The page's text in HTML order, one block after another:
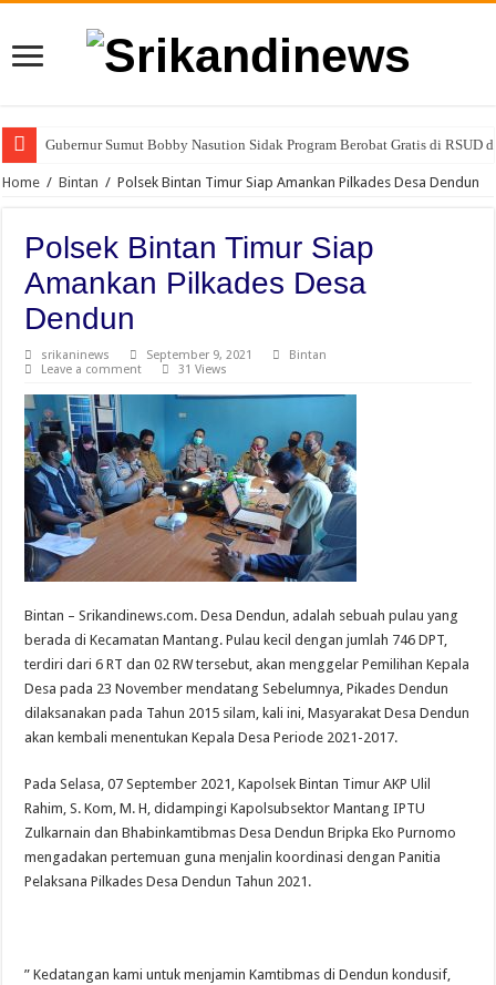
Gubernur Sumut Bobby Nasution Sidak Program Berobat Gratis di RSUD
Home / Bintan / Polsek Bintan Timur Siap Amankan Pilkades Desa Dendun
Polsek Bintan Timur Siap
Amankan Pilkades Desa
Dendun
srikaninews September 9, 2021
Bintan
Leave a comment
31 Views
Bintan – Srikandinews.com. Desa Dendun, adalah sebuah pulau yang
berada di Kecamatan Mantang. Pulau kecil dengan jumlah 746 DPT,
terdiri dari 6 RT dan 02 RW tersebut, akan menggelar Pemilihan Kepala
Desa pada 23 November mendatang Sebelumnya, Pikades Dendun
dilaksanakan pada Tahun 2015 silam, kali ini, Masyarakat Desa Dendun
akan kembali menentukan Kepala Desa Periode 2021-2017.
Pada Selasa, 07 September 2021, Kapolsek Bintan Timur AKP Ulil
Rahim, S. Kom, M. H, didampingi Kapolsubsektor Mantang IPTU
Zulkarnain dan Bhabinkamtibmas Desa Dendun Bripka Eko Purnomo
mengadakan pertemuan guna menjalin koordinasi dengan Panitia
Pelaksana Pilkades Desa Dendun Tahun 2021.
” Kedatangan kami untuk menjamin Kamtibmas di Dendun kondusif,